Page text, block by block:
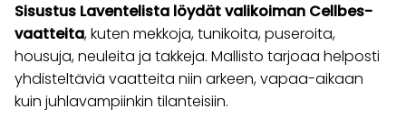
Sisustus Laventelista löydät valikoiman Cellbes-
vaatteita, kuten mekkoja, tunikoita, puseroita,
housuja, neuleita ja takkeja. Mallisto tarjoaa helposti
yhdisteltäviä vaatteita niin arkeen, vapaa-aikaan
kuin juhlavampiinkin tilanteisiin.